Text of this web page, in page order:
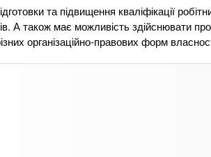
та підвищення кваліфікації
А також має можливість здійснювати
організаційно-правових форм